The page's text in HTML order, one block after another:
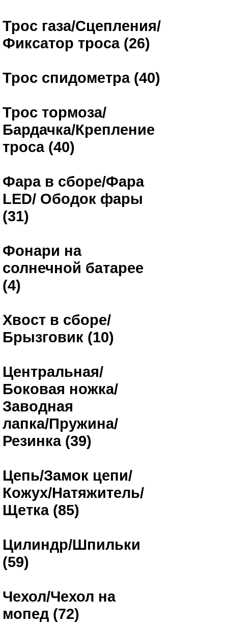
Трос газа/Сцепления/
Фиксатор троса (26)
Трос спидометра (40)
Трос тормоза/
Бардачка/Крепление
троса (40)
Фара в сборе/Фара
LED/ Ободок фары
(31)
Фонари на
солнечной батарее
(4)
Хвост в сборе/
Брызговик (10)
Центральная/
Боковая ножка/
Заводная
лапка/Пружина/
Резинка (39)
Цепь/Замок цепи/
Кожух/Натяжитель/
Щетка (85)
Цилиндр/Шпильки
(59)
Чехол/Чехол на
мопед (72)